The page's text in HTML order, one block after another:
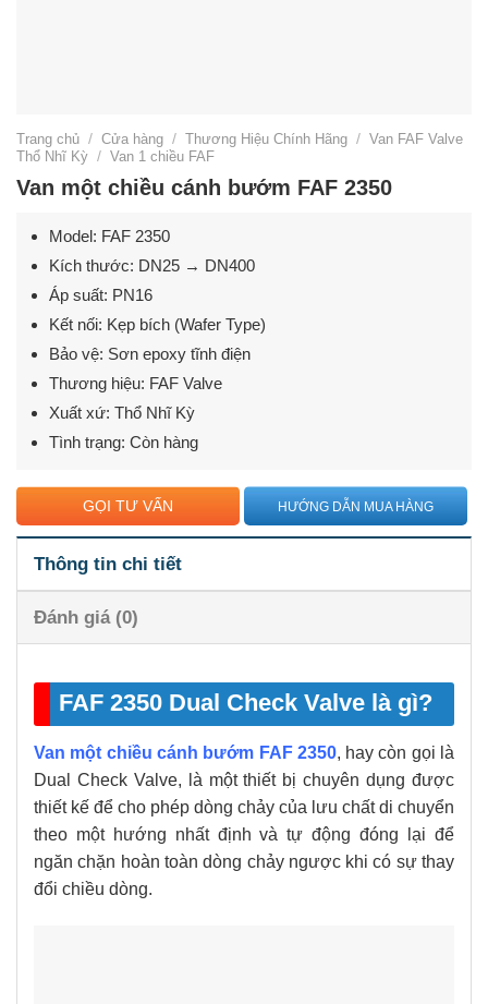
Trang chủ / Cửa hàng / Thương Hiệu Chính Hãng / Van FAF Valve
Thổ Nhĩ Kỳ / Van 1 chiều FAF
Van một chiều cánh bướm FAF 2350
Model: FAF 2350
Kích thước: DN25 → DN400
Áp suất: PN16
Kết nối: Kẹp bích (Wafer Type)
Bảo vệ: Sơn epoxy tĩnh điện
Thương hiệu: FAF Valve
Xuất xứ: Thổ Nhĩ Kỳ
Tình trạng: Còn hàng
GỌI TƯ VẤN HƯỚNG DẪN MUA HÀNG
Thông tin chi tiết
Đánh giá (0)
FAF 2350 Dual Check Valve là gì?
Van một chiều cánh bướm FAF 2350, hay còn gọi là
Dual Check Valve, là một thiết bị chuyên dụng được
thiết kế để cho phép dòng chảy của lưu chất di chuyển
theo một hướng nhất định và tự động đóng lại để
ngăn chặn hoàn toàn dòng chảy ngược khi có sự thay
đổi chiều dòng.